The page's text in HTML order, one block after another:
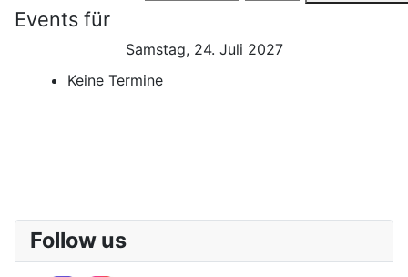
Events für
Samstag, 24. Juli 2027
Keine Termine
Follow us